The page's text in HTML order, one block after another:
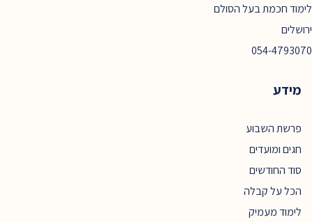
לימוד חכמת בעל הסולם
ירושלים
054-4793070
מידע
פרשת השבוע
חגים ומועדים
סוד החודשים
הכל על קבלה
לימוד מעמיק